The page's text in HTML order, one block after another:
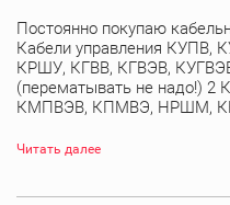
Постоянно покупаю
Кабели управления
КРШУ, КГВВ, КГВЭВ,
(перематывать не надо!)
КМПВЭВ, КПМВЭ, НРШМ,
Читать далее